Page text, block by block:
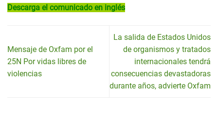
Descarga el comunicado en inglés
Mensaje de Oxfam por el
25N Por vidas libres de
violencias
La salida de Estados Unidos
de organismos y tratados
internacionales tendrá
consecuencias devastadoras
durante años, advierte Oxfam